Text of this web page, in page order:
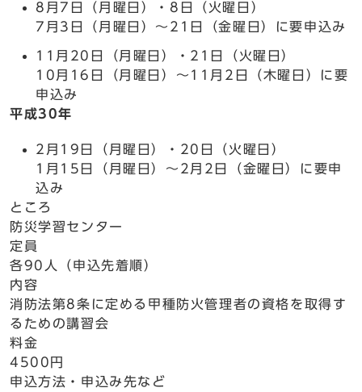
8月7日（月曜日）・8日（火曜日）
7月3日（月曜日）～21日（金曜日）に要申込み
11月20日（月曜日）・21日（火曜日）
10月16日（月曜日）～11月2日（木曜日）に要
申込み
平成30年
2月19日（月曜日）・20日（火曜日）
1月15日（月曜日）～2月2日（金曜日）に要申
込み
ところ
防災学習センター
定員
各90人（申込先着順）
内容
消防法第8条に定める甲種防火管理者の資格を取得す
るための講習会
料金
4500円
申込方法・申込み先など